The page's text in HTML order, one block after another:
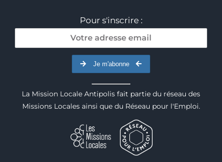
Pour s'inscrire :
Je m'abonne
La Mission Locale Antipolis fait partie du réseau des
Missions Locales ainsi que du Réseau pour l'Emploi.